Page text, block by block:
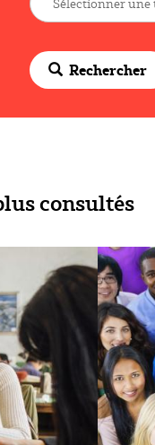
Rechercher
consultés